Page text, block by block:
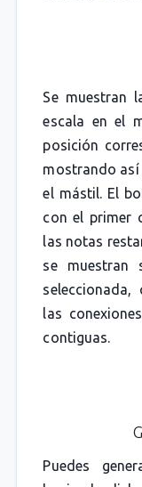
Se muestran
escala en el
posición
mostrando así
el mástil. El
con el primer
las notas
se muestran
las
contiguas.
Puedes